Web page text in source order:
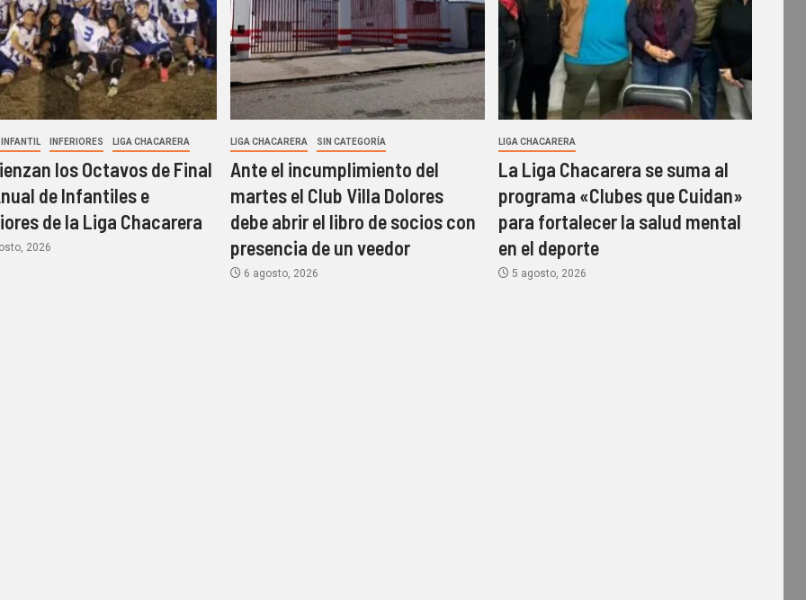
INFERIORES LIGA CHACARERA
los Octavos de Final
de Infantiles e
de la Liga Chacarera
2026
LIGA CHACARERA SIN CATEGORÍA
Ante el incumplimiento del
martes el Club Villa Dolores
debe abrir el libro de socios con
presencia de un veedor
6 agosto, 2026
LIGA CHACARERA
La Liga Chacarera se suma al
programa «Clubes que Cuidan»
para fortalecer la salud mental
en el deporte
5 agosto, 2026